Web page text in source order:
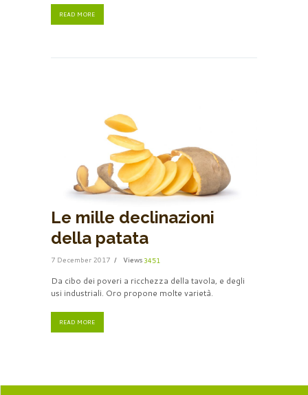
READ MORE
Le mille declinazioni
della patata
7 December 2017 Views 3451
Da cibo dei poveri a ricchezza della tavola, e degli
usi industriali. Oro propone molte varietà.
READ MORE